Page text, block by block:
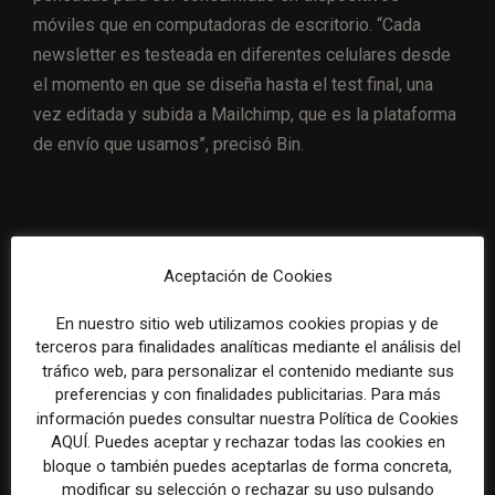
móviles que en computadoras de escritorio. “Cada
newsletter es testeada en diferentes celulares desde
el momento en que se diseña hasta el test final, una
vez editada y subida a Mailchimp, que es la plataforma
de envío que usamos”, precisó Bin.
Cada newsletter de Infobae cuenta con un diseño propio, de
Aceptación de Cookies
En nuestro sitio web utilizamos cookies propias y de
terceros para finalidades analíticas mediante el análisis del
tráfico web, para personalizar el contenido mediante sus
preferencias y con finalidades publicitarias. Para más
información puedes consultar nuestra Política de Cookies
AQUÍ. Puedes aceptar y rechazar todas las cookies en
bloque o también puedes aceptarlas de forma concreta,
modificar su selección o rechazar su uso pulsando